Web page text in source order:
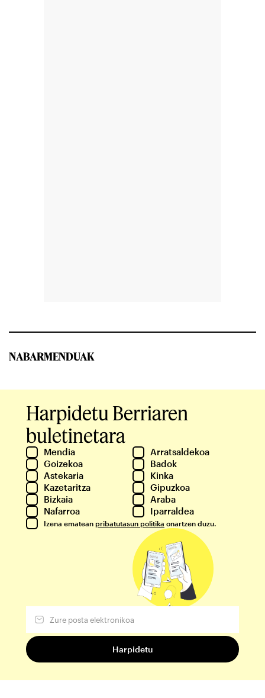
NABARMENDUAK
Harpidetu Berriaren
buletinetara
Mendia
Arratsaldekoa
Goizekoa
Badok
Astekaria
Kinka
Kazetaritza
Gipuzkoa
Bizkaia
Araba
Nafarroa
Iparraldea
Izena ematean pribatutasun politika onartzen duzu.